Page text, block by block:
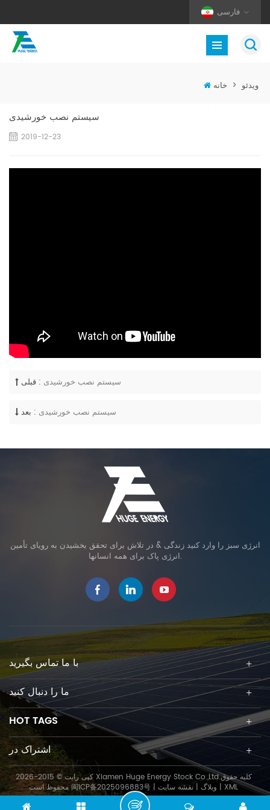
فارسی
خانه > ویدئو
سیستم نصب خورشیدی
2019-12-23
قبلی : سیستم نصب خورشیدی
بعد : سیستم نصب خورشیدی
انرژی سبز را وارد کنید زندگی & در تلاش برای تحقق بخشیدن به رویای تأمین
انرژی پاک برای همه انسانها.
با ما تماس بگیرید
ما را دنبال کنید
HOT TAGS
اشتراک در
کپی رایت © 2015-2026 Xiamen Huge Energy Stock Co.,Ltd.کلیه حقوق
محفوظ است闽ICP备2025096883号 | وبلاگ | نقشه سایت | XML